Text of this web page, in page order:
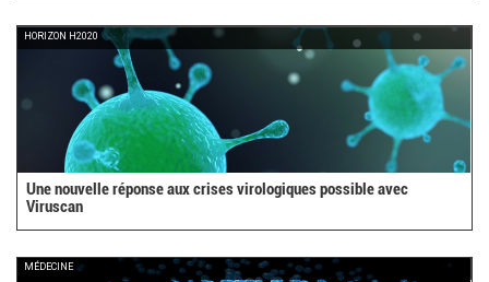
HORIZON H2020
Une nouvelle réponse aux crises virologiques possible avec
Viruscan
MÉDECINE